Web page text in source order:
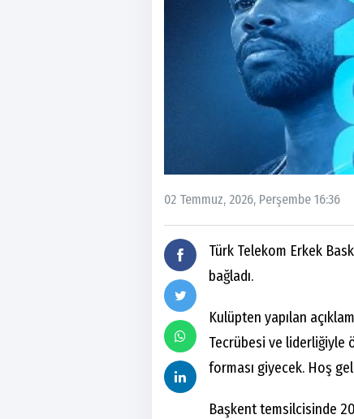
02 Temmuz, 2026, Perşembe 16:36
Türk Telekom Erkek
bağladı.
Kulüpten yapılan
Tecrübesi ve liderliğiyle
forması giyecek. Hoş
Başkent temsilcisinde